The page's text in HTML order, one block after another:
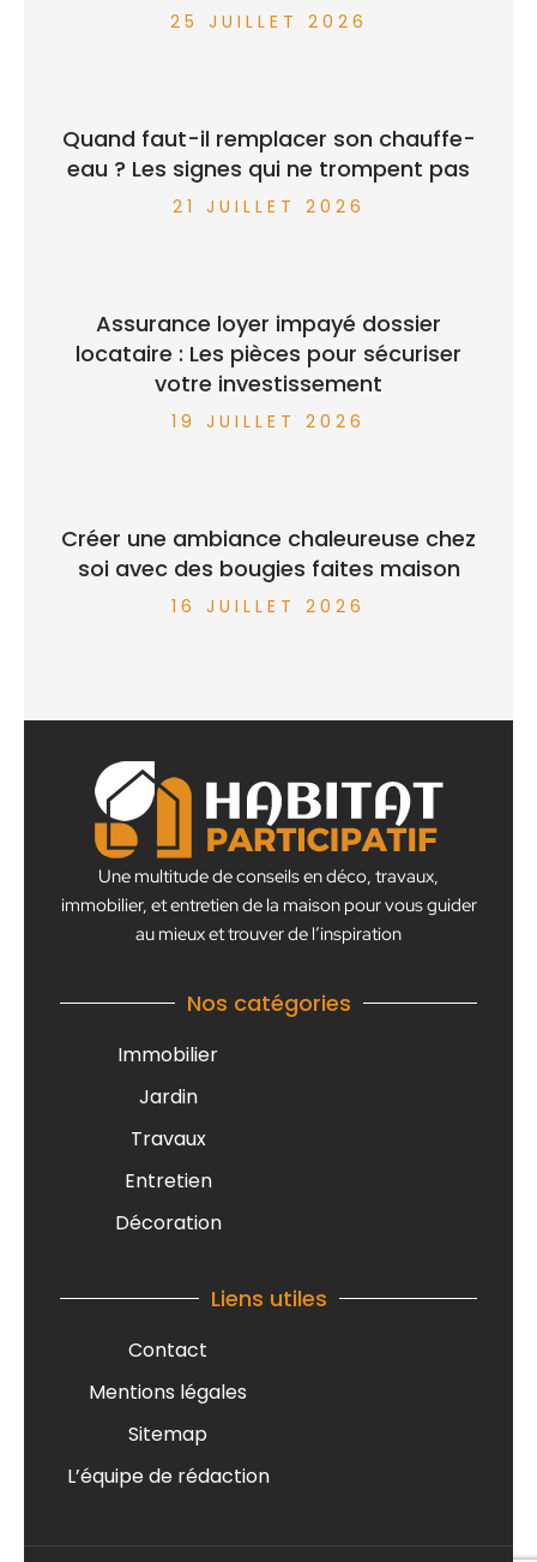
25 JUILLET 2026
Quand faut-il remplacer son chauffe-
eau ? Les signes qui ne trompent pas
21 JUILLET 2026
Assurance loyer impayé dossier
locataire : Les pièces pour sécuriser
votre investissement
19 JUILLET 2026
Créer une ambiance chaleureuse chez
soi avec des bougies faites maison
16 JUILLET 2026
Une multitude de conseils en déco, travaux,
immobilier, et entretien de la maison pour vous guider
au mieux et trouver de l’inspiration
Nos catégories
Immobilier
Jardin
Travaux
Entretien
Décoration
Liens utiles
Contact
Mentions légales
Sitemap
L’équipe de rédaction